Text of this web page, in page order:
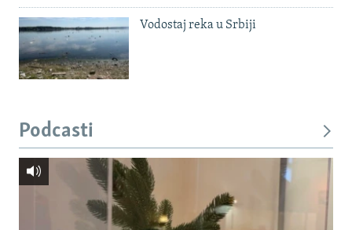
Vodostaj reka u Srbiji
Podcasti